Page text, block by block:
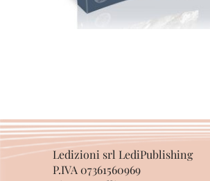
Ledizioni srl LediPublishing
P.IVA 07361560969